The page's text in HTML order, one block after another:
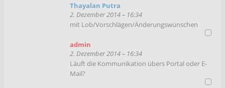
Thayalan Putra
2. Dezember 2014 – 16:34
mit Lob/Vorschlägen/Änderungswünschen
admin
2. Dezember 2014 – 16:34
Läuft die Kommunikation übers Portal oder E-
Mail?